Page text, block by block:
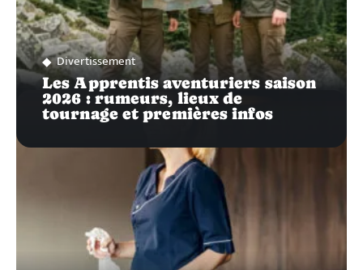
Divertissement
Les Apprentis aventuriers saison
2026 : rumeurs, lieux de
tournage et premières infos